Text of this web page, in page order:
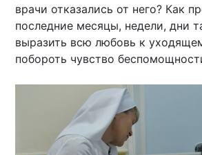
врачи отказались от него? Как
последние месяцы, недели, дни
выразить всю любовь к
побороть чувство